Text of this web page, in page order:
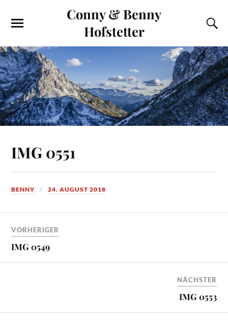
Conny & Benny
Hofstetter
IMG 0551
BENNY 24. AUGUST 2018
VORHERIGER
IMG 0549
NÄCHSTER
IMG 0553